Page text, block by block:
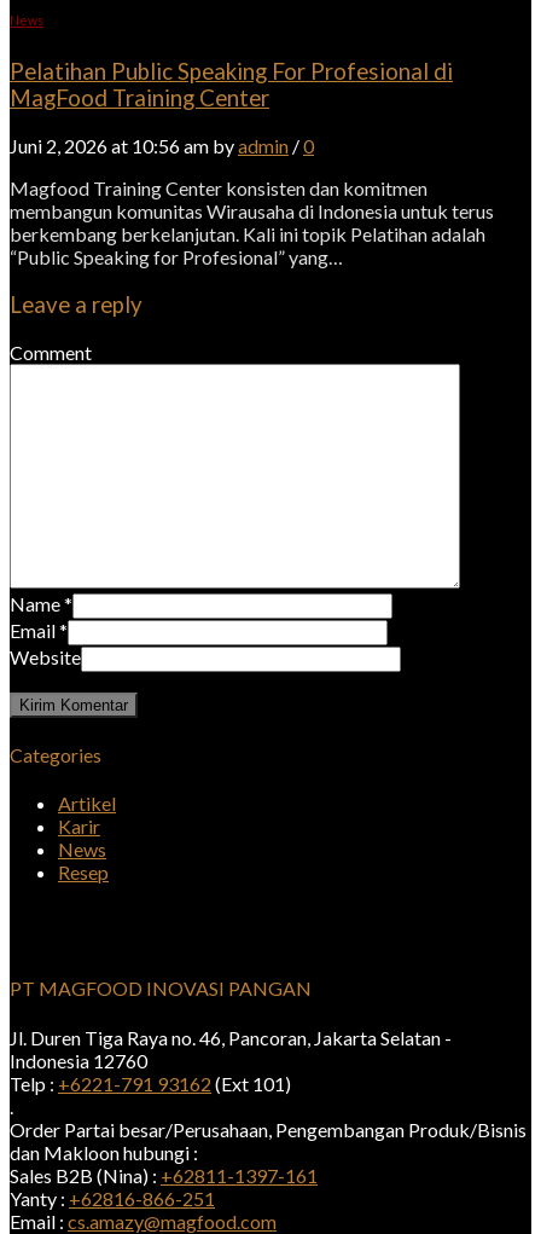
News
Pelatihan Public Speaking For Profesional di
MagFood Training Center
Juni 2, 2026 at 10:56 am byadmin /0
Magfood Training Center konsisten dan komitmen
membangun komunitas Wirausaha di Indonesia untuk terus
berkembang berkelanjutan. Kali ini topik Pelatihan adalah
“Public Speaking for Profesional” yang…
Leave a reply
Comment
Name*
Email*
Website
Categories
Artikel
Karir
News
Resep
PT MAGFOOD INOVASI PANGAN
Jl. Duren Tiga Raya no. 46, Pancoran, Jakarta Selatan -
Indonesia 12760
Telp : +6221-791 93162 (Ext 101)
Order Partai besar/Perusahaan, Pengembangan Produk/Bisnis
dan Makloon hubungi :
Sales B2B (Nina) : +62811-1397-161
Yanty : +62816-866-251
Email : cs.amazy@magfood.com